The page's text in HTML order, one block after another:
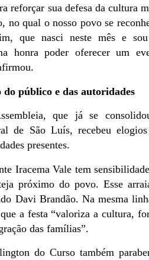
reforçar sua defesa da cultura
no qual o nosso povo se
que nasci neste mês e
honra poder oferecer um
do público e das autoridades
que já se
de São Luís, recebeu
presentes.
Iracema Vale tem
próximo do povo. Esse
Davi Brandão. Na mesma
a festa “valoriza a cultura,
das famílias”.
do Curso também